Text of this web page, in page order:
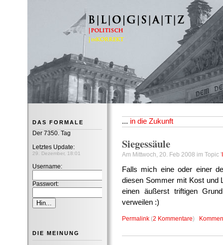
DAS FORMALE
Der 7350. Tag
Letztes Update:
29. Dezember, 18:01
Username:
Passwort:
DIE MEINUNG
... in die Zukunft
Siegessäule
Am Mittwoch, 20. Feb 2008 im Topic '
Falls mich eine oder einer
diesen Sommer mit Kost und
einen äußerst triftigen
verweilen :)
Permalink (2 Kommentare)